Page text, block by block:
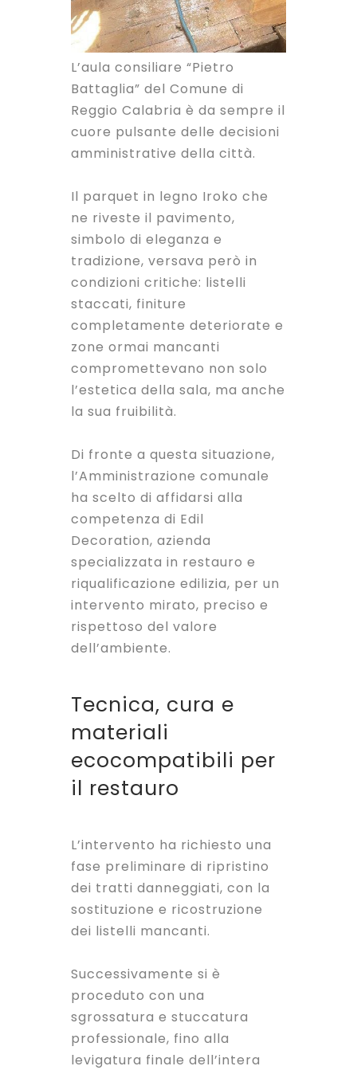
L’aula consiliare “Pietro
Battaglia” del Comune di
Reggio Calabria è da sempre il
cuore pulsante delle decisioni
amministrative della città.
Il parquet in legno Iroko che
ne riveste il pavimento,
simbolo di eleganza e
tradizione, versava però in
condizioni critiche: listelli
staccati, finiture
completamente deteriorate e
zone ormai mancanti
compromettevano non solo
l’estetica della sala, ma anche
la sua fruibilità.
Di fronte a questa situazione,
l’Amministrazione comunale
ha scelto di affidarsi alla
competenza di Edil
Decoration, azienda
specializzata in restauro e
riqualificazione edilizia, per un
intervento mirato, preciso e
rispettoso del valore
dell’ambiente.
Tecnica, cura e
materiali
ecocompatibili per
il restauro
L’intervento ha richiesto una
fase preliminare di ripristino
dei tratti danneggiati, con la
sostituzione e ricostruzione
dei listelli mancanti.
Successivamente si è
proceduto con una
sgrossatura e stuccatura
professionale, fino alla
levigatura finale dell’intera